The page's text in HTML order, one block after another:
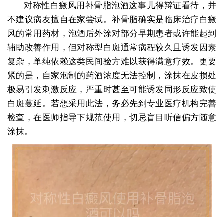
对称性白癜风用补骨脂泡酒这事儿得辩证看待，并
不建议病友擅自在家尝试。补骨脂确实是临床治疗白癜
风的常用药材，泡酒后外涂对部分早期患者或许能起到
辅助改善作用，但对称型白斑通常病程较久且诱发因素
复杂，单纯依赖这类民间验方难以获得满意疗效。更要
紧的是，自家泡制的药酒浓度无法控制，涂抹在皮损处
极易引发刺激反应，严重时甚至可能诱发同形反应致使
白斑蔓延。若想采用此法，务必先到专业医疗机构完善
检查，在医师指导下规范使用，切忌盲目听信偏方随意
涂抹。